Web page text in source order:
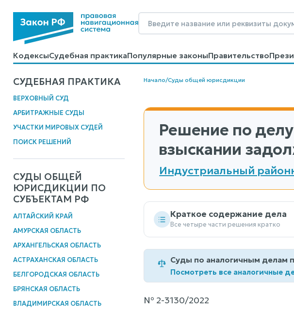
КодексыСудебная практикаПопулярные законыПравительство
КалькуляторыСправочные материалыОбразцы договоровКонтакты
СУДЕБНАЯ ПРАКТИКА
ВЕРХОВНЫЙ СУД
АРБИТРАЖНЫЕ СУДЫ
УЧАСТКИ МИРОВЫХ СУДЕЙ
ПОИСК РЕШЕНИЙ
СУДЫ ОБЩЕЙ
ЮРИСДИКЦИИ ПО
СУБЪЕКТАМ РФ
АЛТАЙСКИЙ КРАЙ
АМУРСКАЯ ОБЛАСТЬ
АРХАНГЕЛЬСКАЯ ОБЛАСТЬ
АСТРАХАНСКАЯ ОБЛАСТЬ
БЕЛГОРОДСКАЯ ОБЛАСТЬ
БРЯНСКАЯ ОБЛАСТЬ
ВЛАДИМИРСКАЯ ОБЛАСТЬ
Начало/Суды общей юрисдикции
Решение по делу
взыскании
Индустриальный
Краткое содержание дела
Все четыре части решения кратко
Суды по аналогичным делам
Посмотреть все аналогичные
№ 2-3130/2022